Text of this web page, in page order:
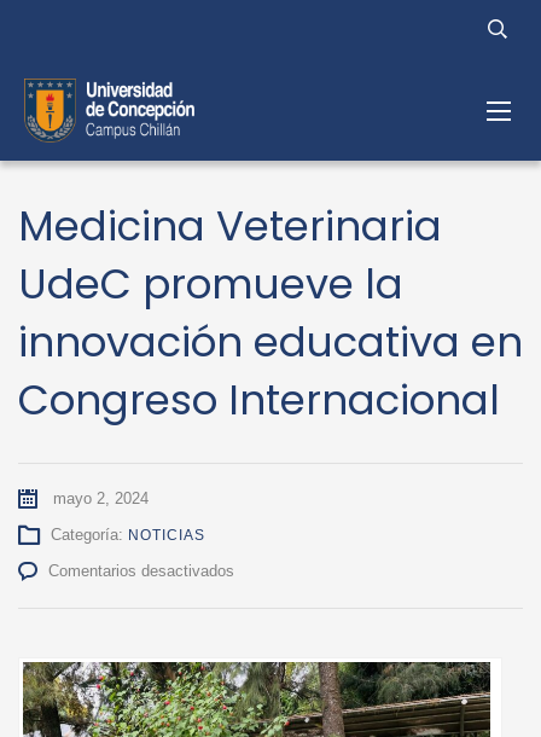
Medicina Veterinaria
UdeC promueve la
innovación educativa en
Congreso Internacional
mayo 2, 2024
Categoría: NOTICIAS
Comentarios desactivados
promueve
la
innovación